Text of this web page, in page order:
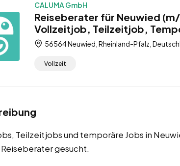
CALUMA GmbH
Reiseberater für Neuwied
Vollzeitjob, Teilzeitjob,
56564 Neuwied, Rheinland-Pfalz,
Vollzeit
Teilzeitjobs und temporäre Jobs in
gesucht.